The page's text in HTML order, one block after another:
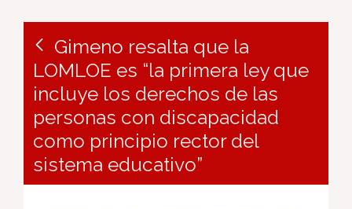
Gimeno resalta que la
LOMLOE es “la primera ley que
incluye los derechos de las
personas con discapacidad
como principio rector del
sistema educativo”